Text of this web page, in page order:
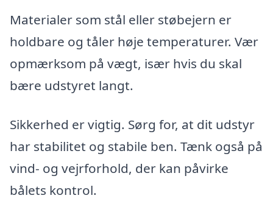
Materialer som stål eller støbejern er
holdbare og tåler høje temperaturer. Vær
opmærksom på vægt, især hvis du skal
bære udstyret langt.
Sikkerhed er vigtig. Sørg for, at dit udstyr
har stabilitet og stabile ben. Tænk også på
vind- og vejrforhold, der kan påvirke
bålets kontrol.